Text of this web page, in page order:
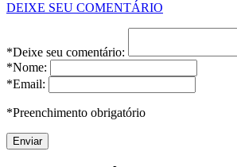
DEIXE SEU COMENTÁRIO
*Deixe seu comentário:
*Nome:
*Email:
*Preenchimento obrigatório